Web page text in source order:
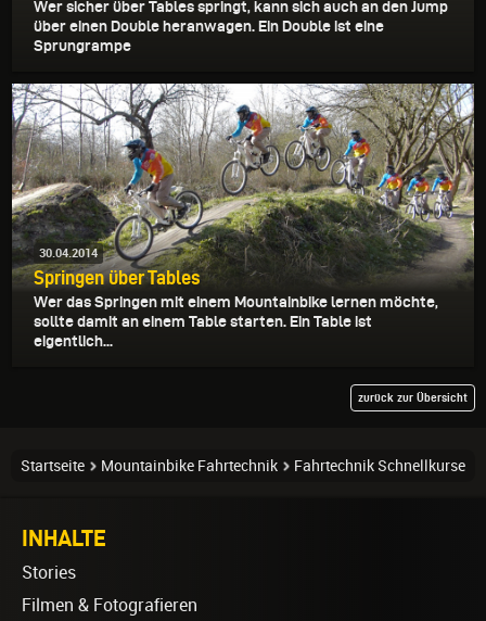
Wer sicher über Tables springt, kann sich auch an den Jump
über einen Double heranwagen. Ein Double ist eine
Sprungrampe
30.04.2014
Springen über Tables
Wer das Springen mit einem Mountainbike lernen möchte,
sollte damit an einem Table starten. Ein Table ist
eigentlich...
zurück zur Übersicht
Startseite Mountainbike Fahrtechnik Fahrtechnik Schnellkurse
INHALTE
Stories
Filmen & Fotografieren